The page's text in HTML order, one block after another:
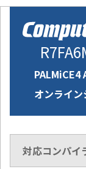
オンライ
対応コンパイ